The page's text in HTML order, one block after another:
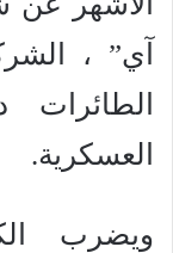
آي” ،
العسكرية.
ويضرب